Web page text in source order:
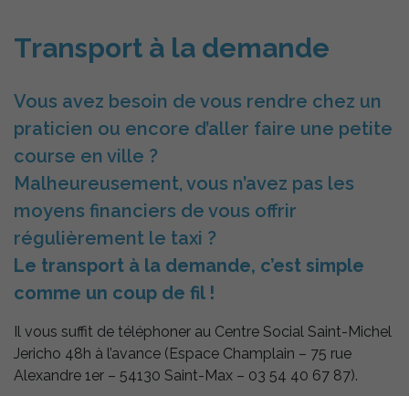
Transport à la demande
Vous avez besoin de vous rendre chez un
praticien ou encore d’aller faire une petite
course en ville ?
Malheureusement, vous n’avez pas les
moyens financiers de vous offrir
régulièrement le taxi ?
Le transport à la demande, c’est simple
comme un coup de fil !
Il vous suffit de téléphoner au Centre Social Saint-Michel
Jericho 48h à l’avance (Espace Champlain – 75 rue
Alexandre 1er – 54130 Saint-Max – 03 54 40 67 87).
internet.
Statistiques
proposer des
statistiques,
nous utilisons
des cookies.
Analytics pour
l'établissement
Experience
Afin